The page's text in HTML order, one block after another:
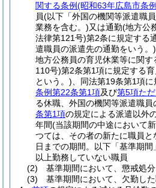
関する条例(昭和63年広島市条
員(以下「外国の機関等派遣職
業務を含む。)又は通勤(地方公
法律第121号)第2条に規定する
遣職員の派遣先の通勤をいう。)
地方公務員の育児休業等に関す
110号)第2条第1項に規定する
という。) 、同法第19条第1項
条例第22条第1項及び第5項た
る休職、外国の機関等派遣職員
条第1項の規定による派遣以外
年間(当該期間の中途において
つては、その者の新たに職員
日までの期間。以下「基準期間
以上勤務していない職員
(2)
基準期間において、懲戒処
(3)
基準期間において、欠勤し